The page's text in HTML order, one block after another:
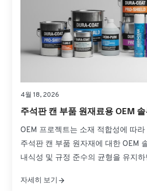
4월 18, 2026
주석판 캔 부품 원재료용 OEM 솔
OEM 프로젝트는 소재 적합성에 따
주석판 캔 부품 원자재에 대한 OEM
내식성 및 규정 준수의 균형을 유지
체, 끝단 및 탭에 대한 사양을 실용적
자세히 보기